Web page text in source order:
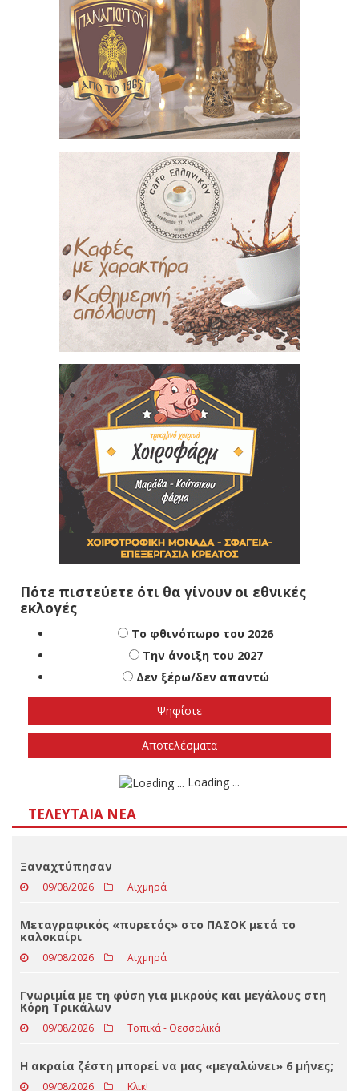
Πότε πιστεύετε ότι θα γίνουν οι εθνικές
εκλογές
Το φθινόπωρο του 2026
Την άνοιξη του 2027
Δεν ξέρω/δεν απαντώ
ΤΕΛΕΥΤΑΊΑ ΝΈΑ
Ξαναχτύπησαν
09/08/2026 Αιχμηρά
Μεταγραφικός «πυρετός» στο ΠΑΣΟΚ μετά το
καλοκαίρι
09/08/2026 Αιχμηρά
Γνωριμία με τη φύση για μικρούς και μεγάλους στη
Κόρη Τρικάλων